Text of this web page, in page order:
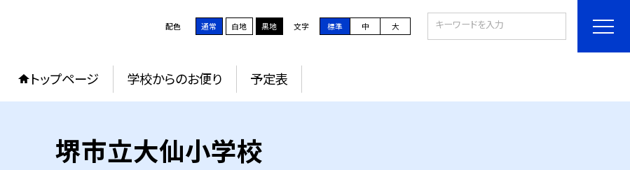
配色 通常 白地 黒地 文字 標準 中 大
トップページ 学校からのお便り 予定表
堺市立大仙小学校